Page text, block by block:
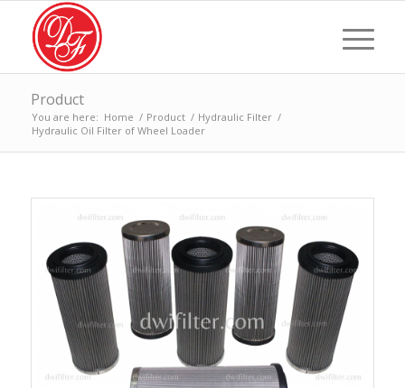
Product
You are here: Home / Product / Hydraulic Filter /
Hydraulic Oil Filter of Wheel Loader